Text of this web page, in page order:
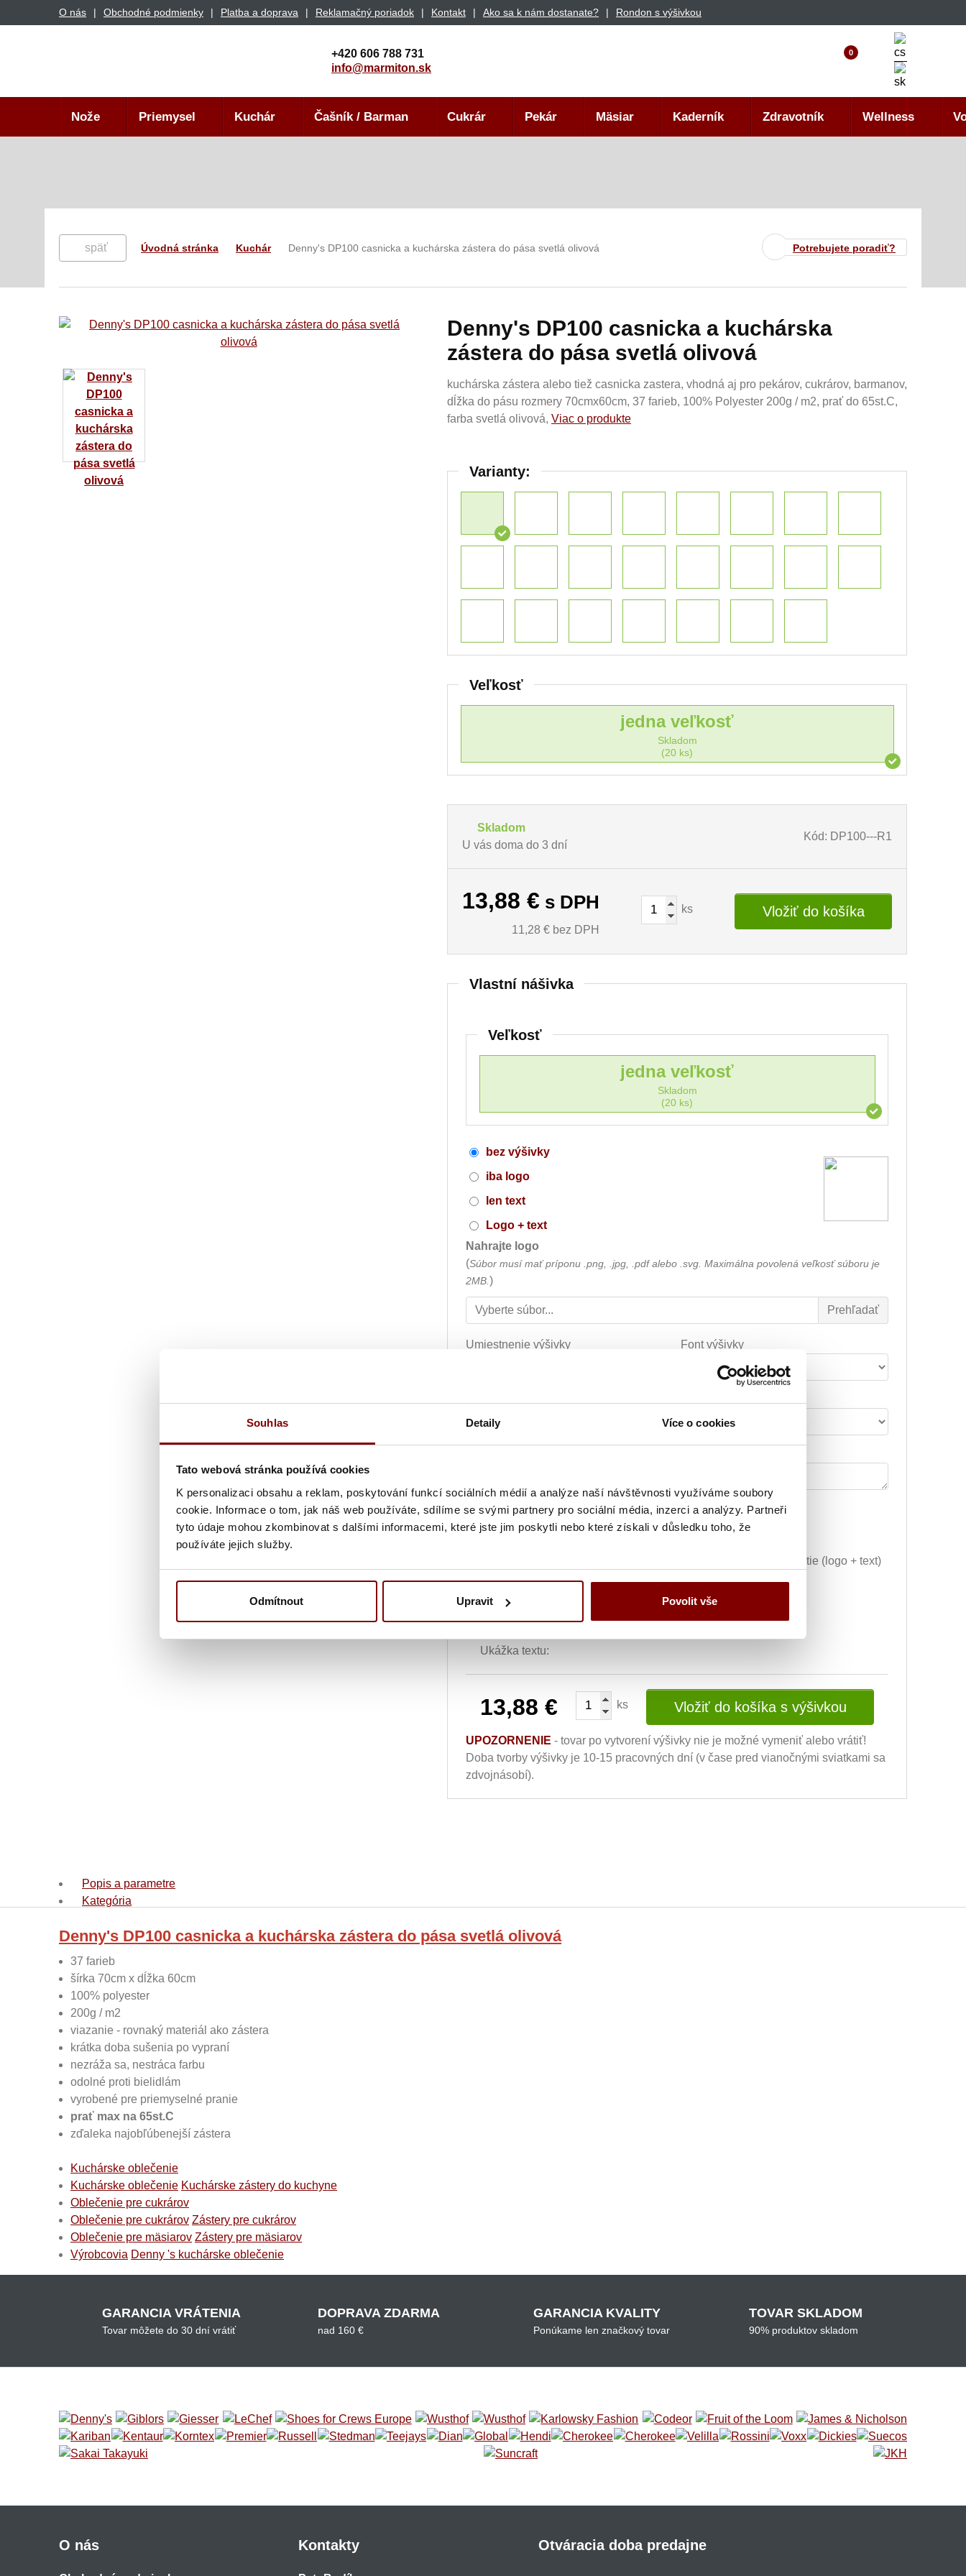
Souhlas Detaily Více o cookies
Tato webová stránka používá cookies
K personalizaci obsahu a reklam, poskytování funkcí sociálních médií a analýze naší návštěvnosti využíváme soubory
cookie. Informace o tom, jak náš web používáte, sdílíme se svými partnery pro sociální média, inzerci a analýzy. Partneři
tyto údaje mohou zkombinovat s dalšími informacemi, které jste jim poskytli nebo které získali v důsledku toho, že
používáte jejich služby.
Odmítnout Upravit Povolit vše
O nás Obchodné podmienky Platba a doprava Reklamačný poriadok Kontakt Ako sa k nám dostanate? Rondon s výšivkou
+420 606 788 731
info@marmiton.sk
0
Nože Priemysel Kuchár Čašník / Barman Cukrár Pekár Mäsiar Kaderník Zdravotník Wellness
Potrebujete poradiť?
späť Úvodná stránka Kuchár Denny's DP100 casnicka a kuchárska zástera do pása svetlá olivová
Denny's DP100 casnicka a kuchárska
zástera do pása svetlá olivová
kuchárska zástera alebo tiež casnicka zastera, vhodná aj pro pekárov, cukrárov, barmanov,
dĺžka do pásu rozmery 70cmx60cm, 37 farieb, 100% Polyester 200g / m2, prať do 65st.C,
farba svetlá olivová, Viac o produkte
Varianty:
Veľkosť
jedna veľkosť
Skladom
(20 ks)
Skladom
U vás doma do 3 dní
Kód: DP100---R1
13,88 € s DPH
11,28 € bez DPH
ks Vložiť do košíka
Vlastní nášivka
Veľkosť
jedna veľkosť
Skladom
(20 ks)
bez výšivky
iba logo
len text
Logo + text
Nahrajte logo
(Súbor musí mať príponu .png, .jpg, .pdf alebo .svg. Maximálna povolená veľkosť súboru je
2MB. )
Umiestnenie výšivky Font výšivky
Grafická úprava loga a vyšití + 29.59€ Vyšitie loga + 5.10€
Grafická úprava a vyšitie (logo + text)
Vyšitie loga a textu (bez grafickej úpravy) + 10.20€
Ukážka textu:
13,88 € ks Vložiť do košíka s výšivkou
UPOZORNENIE - tovar po vytvorení výšivky nie je možné vymeniť alebo vrátiť!
Doba tvorby výšivky je 10-15 pracovných dní (v čase pred vianočnými sviatkami sa
zdvojnásobí).
Popis a parametre
Kategória
Denny's DP100 casnicka a kuchárska zástera do pása svetlá olivová
37 farieb
šírka 70cm x dĺžka 60cm
100% polyester
200g / m2
viazanie - rovnaký materiál ako zástera
krátka doba sušenia po vypraní
nezráža sa, nestráca farbu
odolné proti bielidlám
vyrobené pre priemyselné pranie
prať max na 65st.C
zďaleka najobľúbenejší zástera
Kuchárske oblečenie
Kuchárske oblečenie Kuchárske zástery do kuchyne
Oblečenie pre cukrárov
Oblečenie pre cukrárov Zástery pre cukrárov
Oblečenie pre mäsiarov Zástery pre mäsiarov
Výrobcovia Denny 's kuchárske oblečenie
GARANCIA VRÁTENIA
Tovar môžete do 30 dní vrátiť
DOPRAVA ZDARMA
nad 160 €
GARANCIA KVALITY
Ponúkame len značkový tovar
TOVAR SKLADOM
90% produktov skladom
O nás Kontakty Otváracia doba predajne